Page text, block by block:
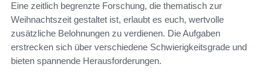
Eine zeitlich begrenzte Forschung, die thematisch zur
Weihnachtszeit gestaltet ist, erlaubt es euch, wertvolle
zusätzliche Belohnungen zu verdienen. Die Aufgaben
erstrecken sich über verschiedene Schwierigkeitsgrade und
bieten spannende Herausforderungen.